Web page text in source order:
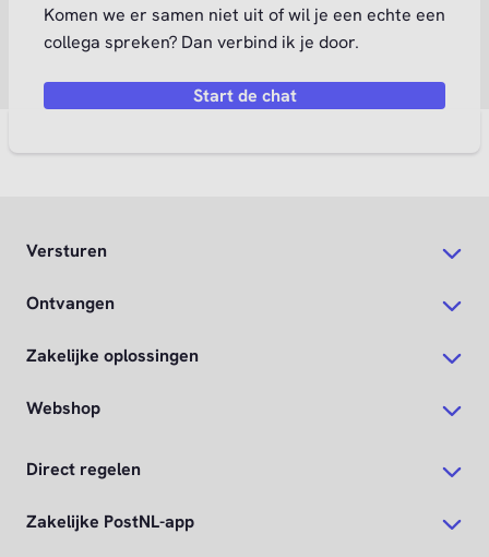
Komen we er samen niet uit of wil je een echte een
collega spreken? Dan verbind ik je door.
Start de chat
Versturen
Ontvangen
Zakelijke oplossingen
Webshop
Direct regelen
Zakelijke PostNL-app